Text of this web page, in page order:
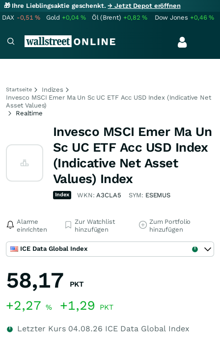
🎁 Ihre Lieblingsaktie geschenkt.→ Jetzt Depot eröffnen
DAX -0,51% Gold +0,04% Öl (Brent) +0,82% Dow Jones +0,46%
Startseite
Indizes
Invesco MSCI Emer Ma Un Sc UC ETF Acc USD Index (Indicative Net
Asset Values)
Realtime
Invesco MSCI Emer Ma Un
Sc UC ETF Acc USD Index
(Indicative Net Asset
Values) Index
Index WKN:A3CLA5 SYM: ESEMUS
Alarme
einrichten
Zur Watchlist
hinzufügen
Zum Portfolio
hinzufügen
ICE Data Global Index
58,17 PKT
+2,27 % +1,29 PKT
Letzter Kurs 04.08.26 ICE Data Global Index